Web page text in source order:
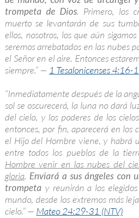
trompeta de Dios. Primero, los
muerto se levantarán de sus
ellos, nosotros, los que aún
seremos arrebatados en las nubes
el Señor en el aire. Entonces
siempre.” — 1 Tesalonicenses 4:16-
“Inmediatamente después de la
sol se oscurecerá, la luna no dará
del cielo, y los poderes de los
entonces, por fin, aparecerá en los
el Hijo del Hombre viene, y habrá
entre todos los pueblos de la
Hombre venir en las nubes del
gloria. Enviará a sus ángeles con
trompeta y reunirán a los
mundo, desde los extremos más
cielo.” — Mateo 24:29-31 (NTV)